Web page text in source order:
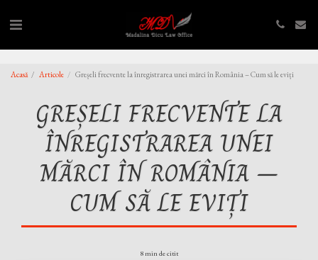
Acasă Articole Greșeli frecvente la înregistrarea unei mărci în România – Cum să le eviți
GREȘELI FRECVENTE LA
ÎNREGISTRAREA UNEI
MĂRCI ÎN ROMÂNIA –
CUM SĂ LE EVIȚI
8 min de citit